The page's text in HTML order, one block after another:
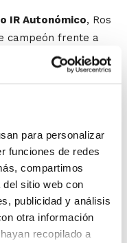
para personalizar
funciones de redes
compartimos
del sitio web con
publicidad y análisis
otra información
recopilado a
IR Autonómico, Ros
campeón frente a
por 61-52. Las
los intentos
los 10 puntos,
como la
cuesta arriba. Los
momentos en los
al final el Ros
en una de las
años.